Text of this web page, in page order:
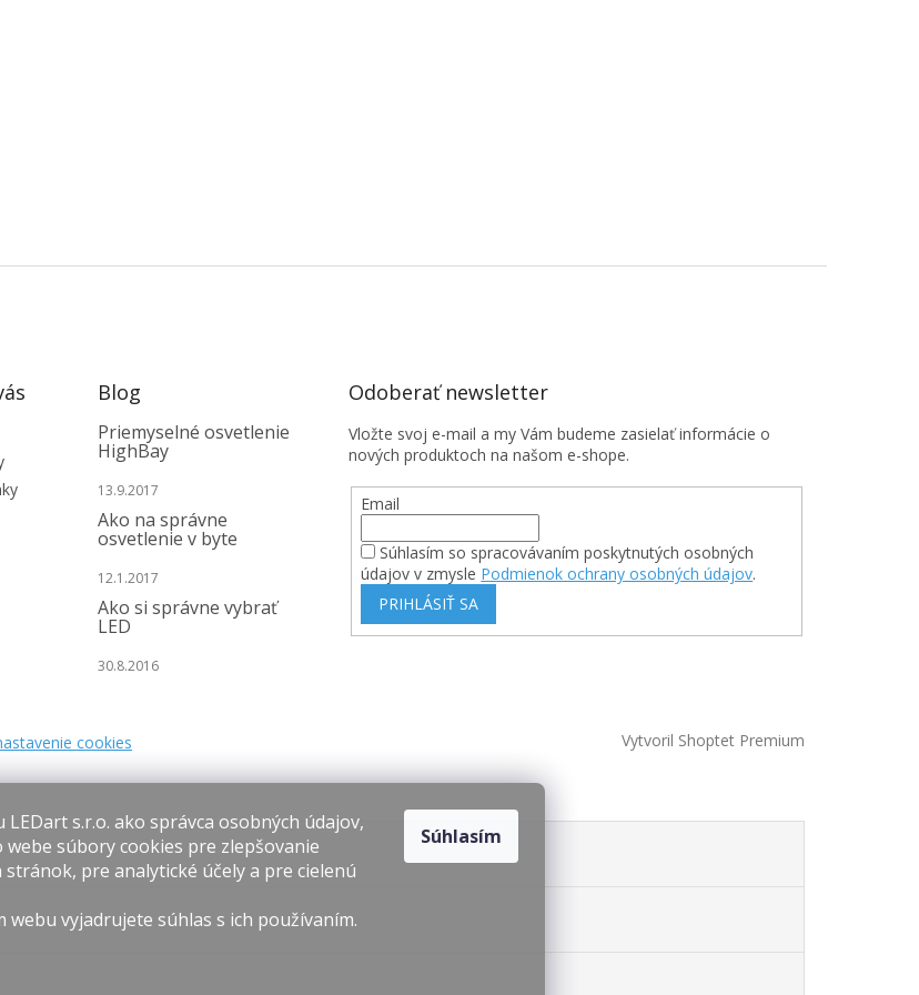
LEDart s.r.o. ako správca osobných údajov,
súbory cookies pre zlepšovanie
pre analytické účely a pre cielenú
webu vyjadrujete súhlas s ich používaním.
Súhlasím
Blog
Priemyselné osvetlenie
HighBay
13.9.2017
Ako na správne
osvetlenie v byte
12.1.2017
Ako si správne vybrať
LED
30.8.2016
Odoberať newsletter
Vložte svoj e-mail a my Vám budeme zasielať informácie o
nových produktoch na našom e-shope.
Email
Súhlasím so spracovávaním poskytnutých osobných
údajov v zmysle Podmienok ochrany osobných údajov.
PRIHLÁSIŤ SA
Vytvoril Shoptet Premium
cookies